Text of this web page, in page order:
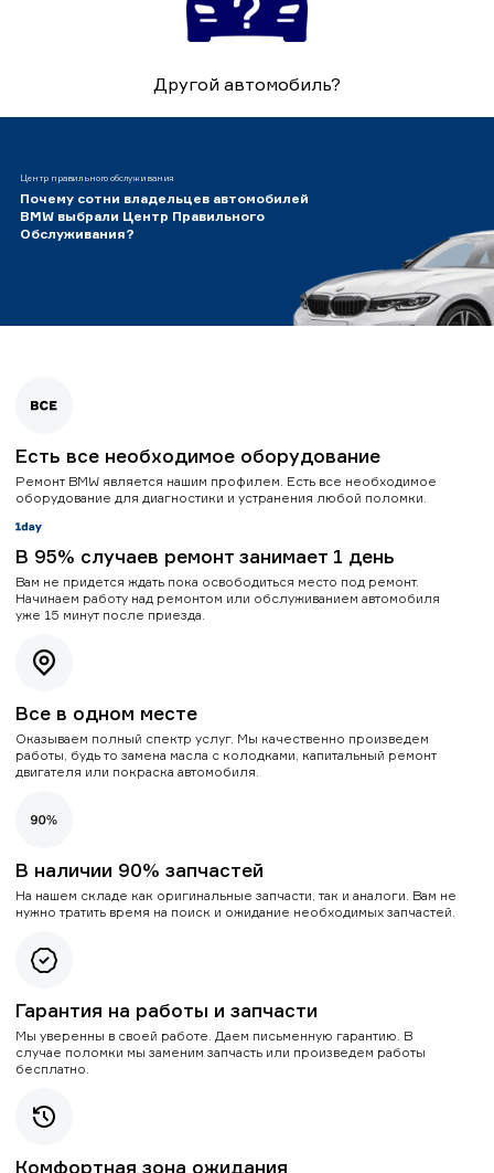
Другой автомобиль?
Центр правильного обслуживания
Почему сотни владельцев автомобилей
BMW выбрали Центр Правильного
Обслуживания?
Есть все необходимое оборудование
Ремонт BMW является нашим профилем. Есть все необходимое
оборудование для диагностики и устранения любой поломки.
В 95% случаев ремонт занимает 1 день
Вам не придется ждать пока освободиться место под ремонт.
Начинаем работу над ремонтом или обслуживанием автомобиля
уже 15 минут после приезда.
Все в одном месте
Оказываем полный спектр услуг. Мы качественно произведем
работы, будь то замена масла с колодками, капитальный ремонт
двигателя или покраска автомобиля.
В наличии 90% запчастей
На нашем складе как оригинальные запчасти, так и аналоги. Вам не
нужно тратить время на поиск и ожидание необходимых запчастей.
Гарантия на работы и запчасти
Мы уверенны в своей работе. Даем письменную гарантию. В
случае поломки мы заменим запчасть или произведем работы
бесплатно.
Комфортная зона ожидания